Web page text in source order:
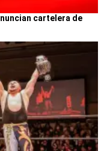
cartelera de